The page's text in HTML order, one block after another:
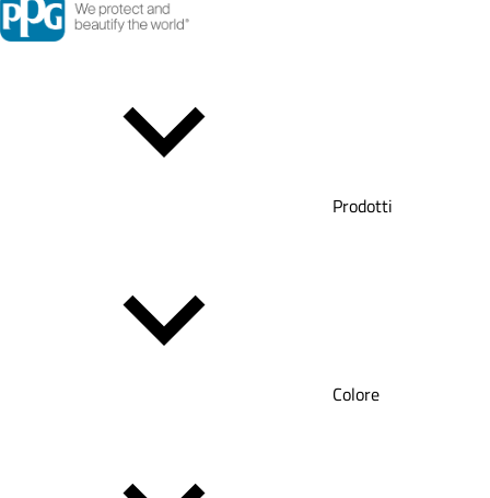
Prodotti
Colore